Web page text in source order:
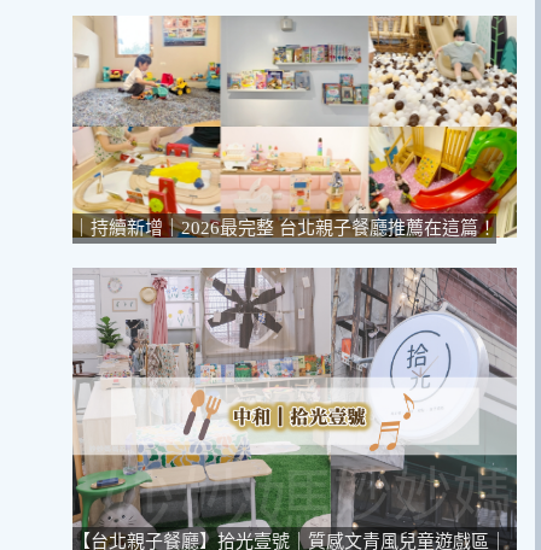
｜持續新增｜2026最完整 台北親子餐廳推薦在這篇！
【台北親子餐廳】拾光壹號｜質感文青風兒童遊戲區｜